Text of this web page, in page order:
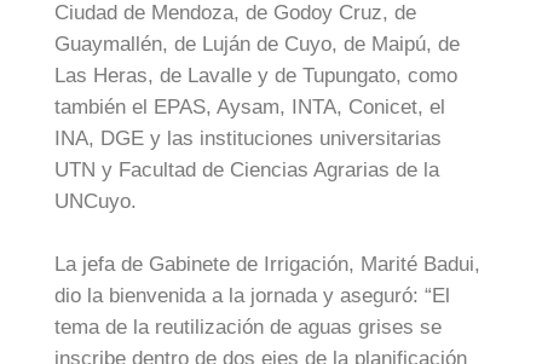
Ciudad de Mendoza, de Godoy Cruz, de
Guaymallén, de Luján de Cuyo, de Maipú, de
Las Heras, de Lavalle y de Tupungato, como
también el EPAS, Aysam, INTA, Conicet, el
INA, DGE y las instituciones universitarias
UTN y Facultad de Ciencias Agrarias de la
UNCuyo.
La jefa de Gabinete de Irrigación, Marité Badui,
dio la bienvenida a la jornada y aseguró: “El
tema de la reutilización de aguas grises se
inscribe dentro de dos ejes de la planificación